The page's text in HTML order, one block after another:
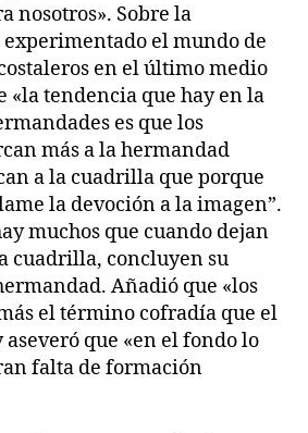
nosotros». Sobre la
el mundo de
en el último medio
«la tendencia que hay en la
es que los
más a la hermandad
a la cuadrilla que porque
la devoción a la imagen”.
muchos que cuando dejan
cuadrilla, concluyen su
Añadió que «los
el término cofradía que el
que «en el fondo lo
falta de formación